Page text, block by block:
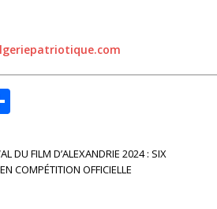
ta
g
DU FILM D’ALEXANDRIE 2024 : SIX
COMPÉTITION OFFICIELLE